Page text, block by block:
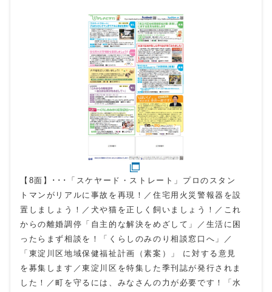
【8面】･･･「スケヤード・ストレート」プロのスタン
トマンがリアルに事故を再現！／住宅用火災警報器を設
置しましょう！／犬や猫を正しく飼いましょう！／これ
からの離婚調停「自主的な解決をめざして」／生活に困
ったらまず相談を！「くらしのみのり相談窓口へ」／
「東淀川区地域保健福祉計画（素案）」 に対する意見
を募集します／東淀川区を特集した季刊誌が発行されま
した！／町を守るには、みなさんの力が必要です！「水